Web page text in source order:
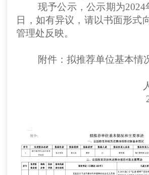
现予公示，公示期为2024
日，如有异议，请以书面形式
管理处反映。
附件： 拟推荐单位基本情